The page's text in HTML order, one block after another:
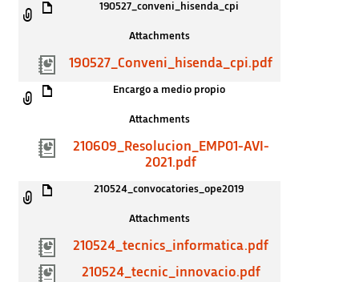
190527_conveni_hisenda_cpi
Attachments
190527_Conveni_hisenda_cpi.pdf
Encargo a medio propio
Attachments
210609_Resolucion_EMP01-AVI-
2021.pdf
210524_convocatories_ope2019
Attachments
210524_tecnics_informatica.pdf
210524_tecnic_innovacio.pdf